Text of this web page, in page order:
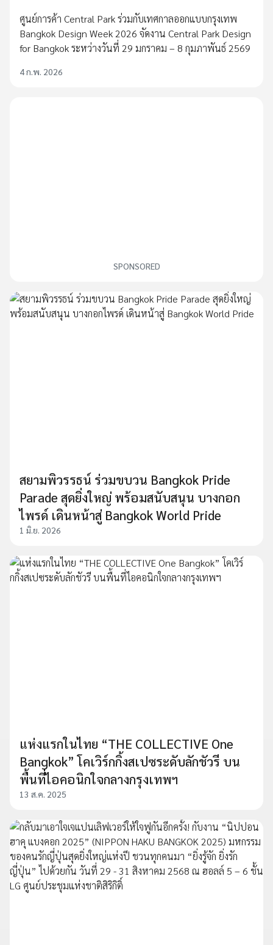
ศูนย์การค้า Central Park ร่วมกับเทศกาลออกแบบกรุงเทพ
Bangkok Design Week 2026 จัดงาน Central Park Design
for Bangkok ระหว่างวันที่ 29 มกราคม – 8 กุมภาพันธ์ 2569
4 ก.พ. 2026
SPONSORED
สยามพิวรรธน์ ร่วมขบวน Bangkok Pride
Parade สุดยิ่งใหญ่ พร้อมสนับสนุน บางกอก
ไพรด์ เดินหน้าสู่ Bangkok World Pride
1 มิ.ย. 2026
แห่งแรกในไทย “THE COLLECTIVE One
Bangkok” โคเวิร์กกิ้งสเปซระดับลักชัวรี บน
พื้นที่ไอคอนิกใจกลางกรุงเทพฯ
13 ส.ค. 2025